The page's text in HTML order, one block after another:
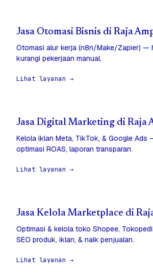
Jasa Otomasi Bisnis di Raja
Otomasi alur kerja (n8n/Make/Zapier) —
kurangi pekerjaan manual.
Lihat layanan →
Jasa Digital Marketing di Raja
Kelola iklan Meta, TikTok, & Google Ads
optimasi ROAS, laporan transparan.
Lihat layanan →
Jasa Kelola Marketplace di
Optimasi & kelola toko Shopee,
SEO produk, iklan, & naik penjualan.
Lihat layanan →